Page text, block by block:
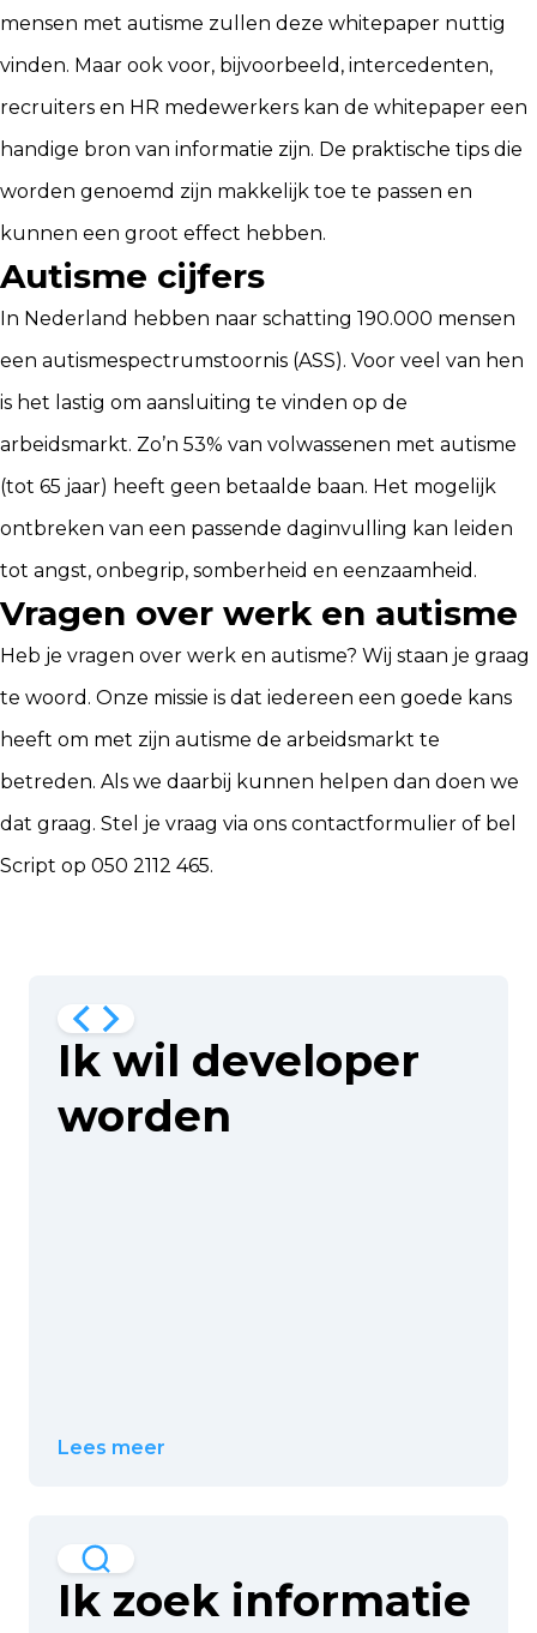
mensen met autisme zullen deze whitepaper nuttig
vinden. Maar ook voor, bijvoorbeeld, intercedenten,
recruiters en HR medewerkers kan de whitepaper een
handige bron van informatie zijn. De praktische tips die
worden genoemd zijn makkelijk toe te passen en
kunnen een groot effect hebben.
Autisme cijfers
In Nederland hebben naar schatting 190.000 mensen
een autismespectrumstoornis (ASS). Voor veel van hen
is het lastig om aansluiting te vinden op de
arbeidsmarkt. Zo’n 53% van volwassenen met autisme
(tot 65 jaar) heeft geen betaalde baan. Het mogelijk
ontbreken van een passende daginvulling kan leiden
tot angst, onbegrip, somberheid en eenzaamheid.
Vragen over werk en autisme
Heb je vragen over werk en autisme? Wij staan je graag
te woord. Onze missie is dat iedereen een goede kans
heeft om met zijn autisme de arbeidsmarkt te
betreden. Als we daarbij kunnen helpen dan doen we
dat graag. Stel je vraag via ons contactformulier of bel
Script op 050 2112 465.
Ik wil developer
worden
Lees meer
Ik zoek informatie